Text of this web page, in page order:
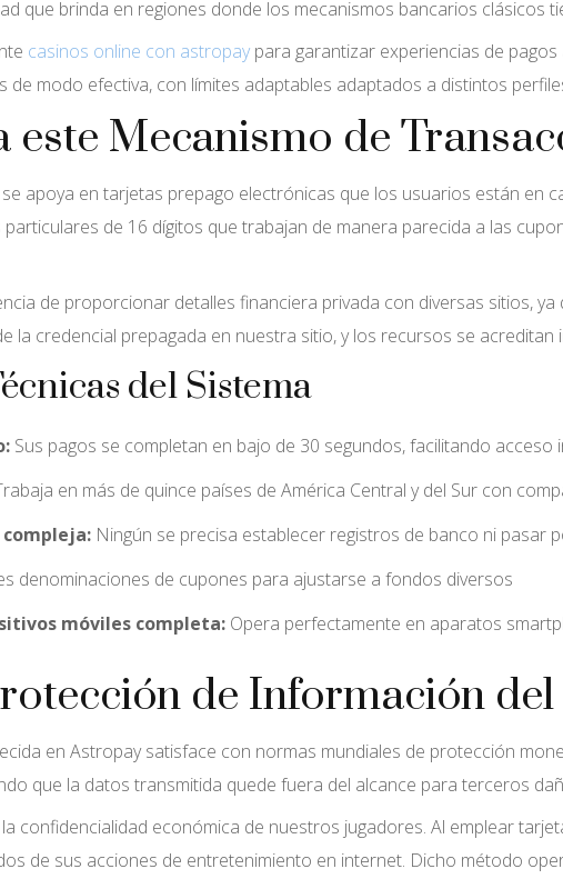
que brinda en regiones donde los mecanismos bancarios clásicos
casinos online con astropay para garantizar experiencias de
de modo efectiva, con límites adaptables adaptados a distintos
este Mecanismo de
apoya en tarjetas prepago electrónicas que los usuarios están en
de 16 dígitos que trabajan de manera parecida a las
de proporcionar detalles financiera privada con diversas sitios,
la credencial prepagada en nuestra sitio, y los recursos se
del Sistema
Sus pagos se completan en bajo de 30 segundos, facilitando
en más de quince países de América Central y del Sur con
Ningún se precisa establecer registros de banco ni pasar
denominaciones de cupones para ajustarse a fondos diversos
móviles completa: Opera perfectamente en aparatos
de Información
en Astropay satisface con normas mundiales de protección
que la datos transmitida quede fuera del alcance para terceros
confidencialidad económica de nuestros jugadores. Al emplear
de sus acciones de entretenimiento en internet. Dicho método